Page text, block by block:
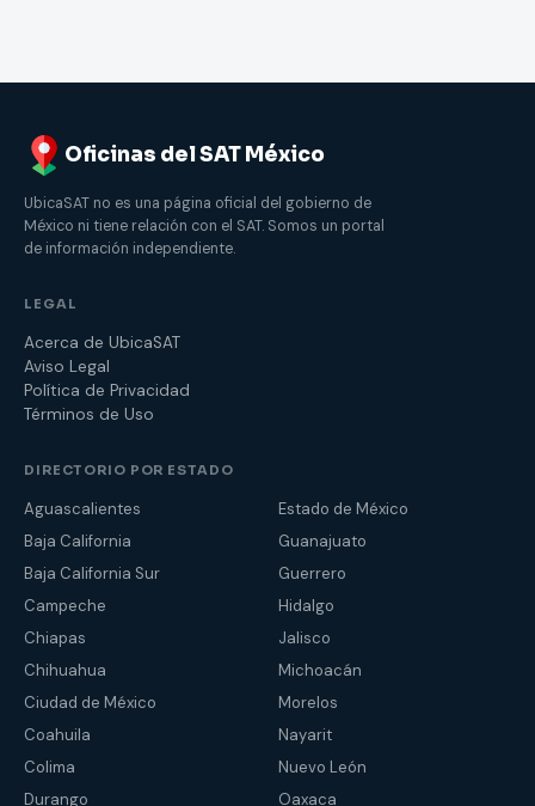
Oficinas del SAT México
UbicaSAT no es una página oficial del gobierno de
México ni tiene relación con el SAT. Somos un portal
de información independiente.
LEGAL
Acerca de UbicaSAT
Aviso Legal
Política de Privacidad
Términos de Uso
DIRECTORIO POR ESTADO
Aguascalientes
Baja California
Baja California Sur
Campeche
Chiapas
Chihuahua
Ciudad de México
Coahuila
Colima
Durango
Estado de México
Guanajuato
Guerrero
Hidalgo
Jalisco
Michoacán
Morelos
Nayarit
Nuevo León
Oaxaca